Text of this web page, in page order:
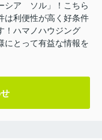
シア ソル」！こちら
は利便性が高く好条件
！ハマノハウジング
にとって有益な情報を